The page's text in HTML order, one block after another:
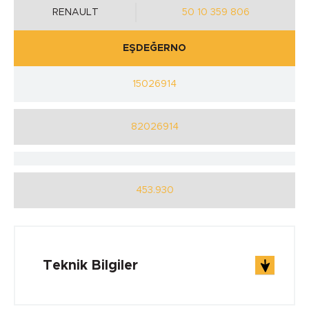
RENAULT 50 10 359 806
EŞDEĞERNO
15026914
82026914
453.930
Teknik Bilgiler